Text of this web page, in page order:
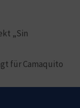
„Sin
für Camaquito